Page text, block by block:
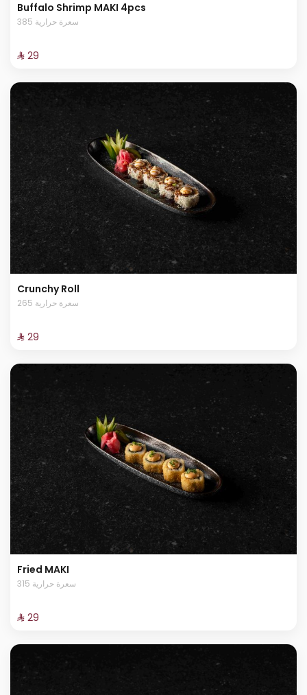
Buffalo Shrimp MAKI 4pcs
385 سعرة حرارية
⁨⁦‪‬ 29⁩
Crunchy Roll
265 سعرة حرارية
⁨⁦‪‬ 29⁩
Fried MAKI
315 سعرة حرارية
⁨⁦‪‬ 29⁩